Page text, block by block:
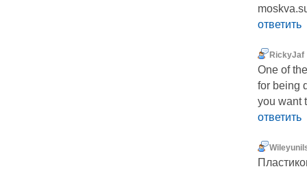
ответить
RickyJaf
One of
for being
you want
ответить